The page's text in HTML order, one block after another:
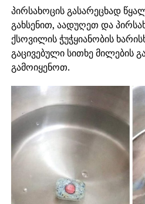
პირსახოცის გასარეცხად
გახსენით, აადუღეთ და
ქსოვილის ჭუჭყიანობის
გაცივებული სითხე მილების
გამოიყენოთ.